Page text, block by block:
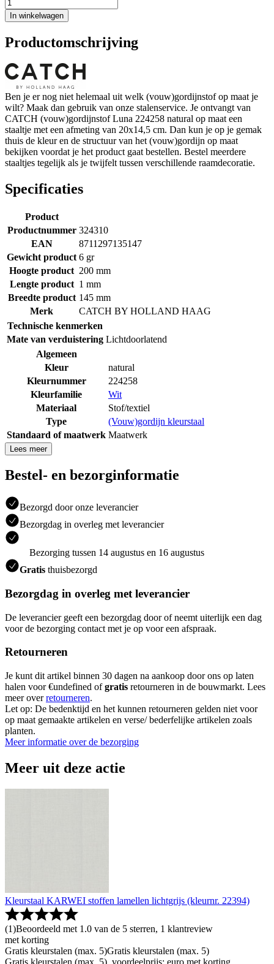
In winkelwagen
Productomschrijving
Ben je er nog niet helemaal uit welk (vouw)gordijnstof op maat je
wilt? Maak dan gebruik van onze stalenservice. Je ontvangt van
CATCH (vouw)gordijnstof Luna 224258 natural op maat een
staaltje met een afmeting van 20x14,5 cm. Dan kun je op je gemak
thuis de kleur en de structuur van het (vouw)gordijn op maat
bekijken voordat je het product gaat bestellen. Bestel meerdere
staaltjes tegelijk als je twijfelt tussen verschillende raamdecoratie.
Specificaties
Product
Productnummer 324310
EAN
8711297135147
Gewicht product 6 gr
Hoogte product 200 mm
Lengte product 1 mm
Breedte product 145 mm
Merk
CATCH BY HOLLAND HAAG
Technische kenmerken
Mate van verduistering Lichtdoorlatend
Algemeen
Kleur
natural
Kleurnummer
224258
Kleurfamilie
Wit
Materiaal
Stof/textiel
Type
(Vouw)gordijn kleurstaal
Standaard of maatwerk Maatwerk
Lees meer
Bestel- en bezorginformatie
Bezorgd door onze leverancier
Bezorgdag in overleg met leverancier
Bezorging tussen 14 augustus en 16 augustus
Gratis thuisbezorgd
Bezorgdag in overleg met leverancier
De leverancier geeft een bezorgdag door of neemt uiterlijk een dag
voor de bezorging contact met je op voor een afspraak.
Retourneren
Je kunt dit artikel binnen 30 dagen na aankoop door ons op laten
halen voor €undefined ofgratis retourneren in de bouwmarkt. Lees
meer overretourneren.
Let op: De bedenktijd en het kunnen retourneren gelden niet voor
op maat gemaakte artikelen en verse/ bederfelijke artikelen zoals
planten.
Meer informatie over de bezorging
Meer uit deze actie
Kleurstaal KARWEI stoffen lamellen lichtgrijs (kleurnr. 22394)
(1)Beoordeeld met 1.0 van de 5 sterren, 1 klantreview
met korting
Gratis kleurstalen (max. 5)Gratis kleurstalen (max. 5)
Gratis kleurstalen (max. 5), voordeelprijs: euro met korting